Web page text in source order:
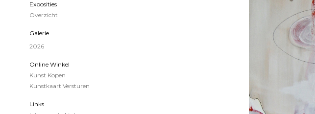
Exposities
Overzicht
Galerie
2026
Online Winkel
Kunst Kopen
Kunstkaart Versturen
Links